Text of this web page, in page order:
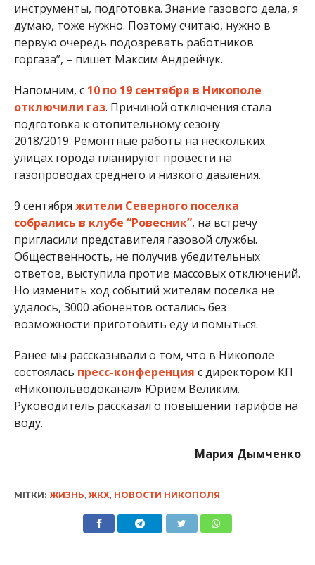
9 сентябряжители Северного поселка
собрались в клубе “Ровесник”, на встречу
пригласили представителя газовой службы.
Общественность, не получив убедительных
Но изменить ход событий жителям поселка не
удалось, 3000 абонентов остались без
возможности приготовить еду и помыться.
Ранее мы рассказывали о том, что в Никополе
состояласьпресс-конференцияс директором КП
Руководитель рассказал о повышении тарифов на
воду.
Мария Дымченко
МІТКИ: ЖИЗНЬ, ЖКХ НОВОСТИ НИКОПОЛЯ